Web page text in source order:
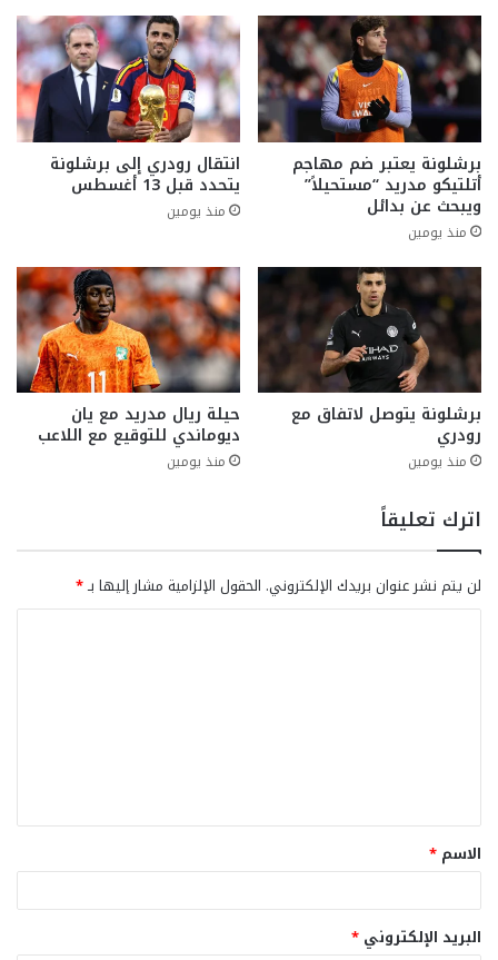
برشلونة يعتبر ضم مهاجم
أتلتيكو مدريد “مستحيلاً”
ويبحث عن بدائل
منذ يومين
انتقال رودري إلى برشلونة
يتحدد قبل 13 أغسطس
منذ يومين
برشلونة يتوصل لاتفاق مع
رودري
منذ يومين
حيلة ريال مدريد مع يان
ديوماندي للتوقيع مع اللاعب
منذ يومين
اترك تعليقاً
لن يتم نشر عنوان بريدك الإلكتروني. الحقول الإلزامية مشار إليها بـ*
ق
*
الاسم *
البريد الإلكتروني *